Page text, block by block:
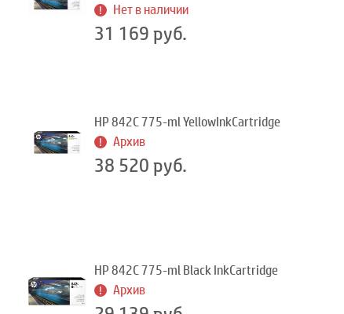
Нет в наличии
31 169 руб.
HP 842C 775-ml YellowInkCartridge
Архив
38 520 руб.
HP 842C 775-ml Black InkCartridge
Архив